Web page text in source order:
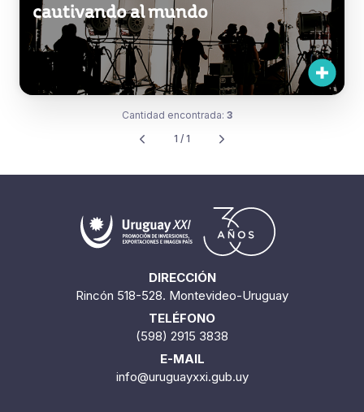
cautivando al mundo
Cantidad encontrada: 3
1 / 1
DIRECCIÓN
Rincón 518-528. Montevideo-Uruguay
TELÉFONO
(598) 2915 3838
E-MAIL
info@uruguayxxi.gub.uy